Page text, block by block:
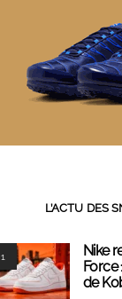
L’ACTU DES
1
Nike
Force
de